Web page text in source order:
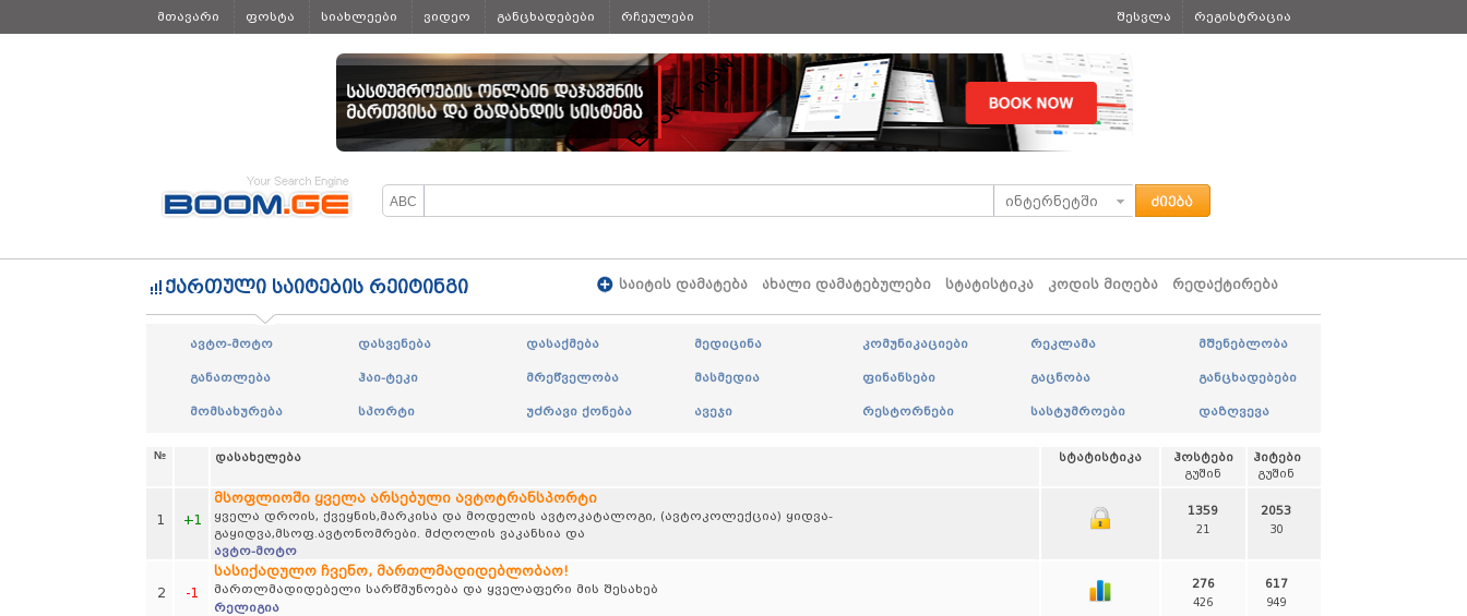
მთავარი ფოსტა სიახლეები ვიდეო განცხადებები რჩეულები შესვლა რეგისტრაცია
ქართული საიტების რეიტინგი საიტის დამატება ახალი დამატებულები სტატისტიკა კოდის მიღება რედაქტირება
ავტო-მოტო დასვენება დასაქმება მედიცინა კომუნიკაციები რეკლამა მშენებლობა
განათლება ჰაი-ტეკი მრეწველობა მასმედია ფინანსები გაცნობა განცხადებები
მომსახურება სპორტი უძრავი ქონება ავეჯი რესტორნები სასტუმროები დაზღვევა
№ დასახელება სტატისტიკა
ჰოსტები
გუშინ
ჰიტები
გუშინ
1 +1
მსოფლიოში ყველა არსებული ავტოტრანსპორტი
ყველა დროის, ქვეყნის,მარკისა და მოდელის ავტოკატალოგი, (ავტოკოლექცია) ყიდვა-
გაყიდვა,მსოფ.ავტონომრები. მძღოლის ვაკანსია და
ავტო-მოტო
1359
21
2053
30
2 -1
სასიქადულო ჩვენო, მართლმადიდებლობაო!
მართლმადიდებელი სარწმუნოება და ყველაფერი მის შესახებ
რელიგია
276
426
617
949